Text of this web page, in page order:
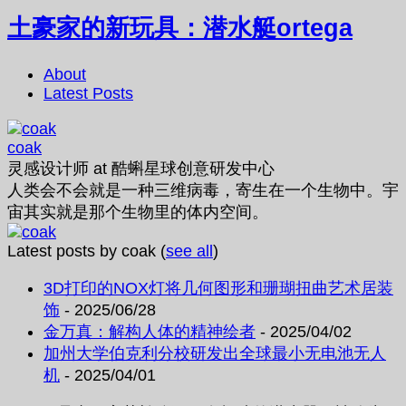
土豪家的新玩具：潜水艇ortega
About
Latest Posts
coak
灵感设计师 at 酷蝌星球创意研发中心
人类会不会就是一种三维病毒，寄生在一个生物中。宇
宙其实就是那个生物里的体内空间。
Latest posts by coak (see all)
3D打印的NOX灯将几何图形和珊瑚扭曲艺术居装
饰 - 2025/06/28
金万真：解构人体的精神绘者 - 2025/04/02
加州大学伯克利分校研发出全球最小无电池无人
机 - 2025/04/01